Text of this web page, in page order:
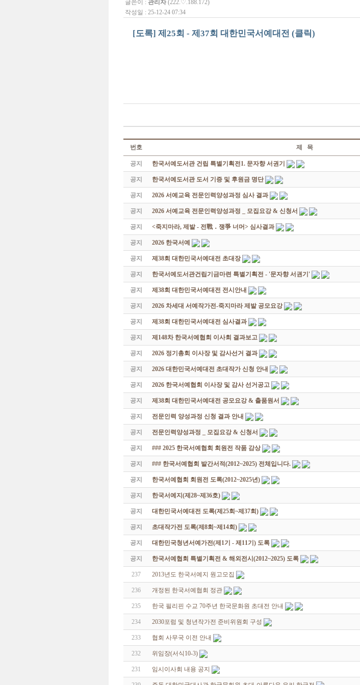
글쓴이 : 관리자 (222.♡.188.172)
작성일 : 25-12-24 07:34
[도록] 제25회 - 제37회 대한민국서예대전 (클릭)
번호 제 목
공지 한국서예도서관 건립 특별기획전1. 문자향 서권기
공지 한국서예도서관 도서 기증 및 후원금 명단
공지 2026 서예교육 전문인력양성과정 심사 결과
공지 2026 서예교육 전문인력양성과정 _ 모집요강 & 신청서
공지 <죽지마라, 제발 - 전戰 ․ 쟁爭 너머> 심사결과
공지 2026 한국서예
공지 제38회 대한민국서예대전 초대장
공지 한국서예도서관건립기금마련 특별기획전 - '문자향 서권기'
공지 제38회 대한민국서예대전 전시안내
공지 2026 차세대 서예작가전-죽지마라 제발 공모요강
공지 제38회 대한민국서예대전 심사결과
공지 제148차 한국서예협회 이사회 결과보고
공지 2026 정기총회 이사장 및 감사선거 결과
공지 2026 대한민국서예대전 초대작가 신청 안내
공지 2026 한국서예협회 이사장 및 감사 선거공고
공지 제38회 대한민국서예대전 공모요강 & 출품원서
공지 전문인력 양성과정 신청 결과 안내
공지 전문인력양성과정 _ 모집요강 & 신청서
공지 ### 2025 한국서예협회 회원전 작품 감상
공지 ### 한국서예협회 발간서적(2012~2025) 전체입니다.
공지 한국서예협회 회원전 도록(2012~2025년)
공지 한국서예지(제28~제36호)
공지 대한민국서예대전 도록(제25회~제37회)
공지 초대작가전 도록(제8회~제14회)
공지 대한민국청년서예가전(제1기 - 제11기) 도록
공지 한국서예협회 특별기획전 & 해외전시(2012~2025) 도록
237 2013년도 한국서예지 원고모집
236 개정된 한국서예협회 정관
235 한국 필리핀 수교 70주년 한국문화원 초대전 안내
234 2030포럼 및 청년작가전 준비위원회 구성
233 협회 사무국 이전 안내
232 위임장(서식10-3)
231 임시이사회 내용 공지